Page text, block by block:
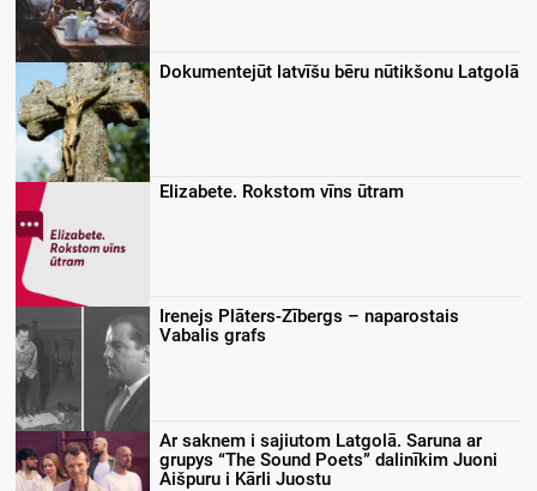
Dokumentejūt latvīšu bēru nūtikšonu Latgolā
Elizabete. Rokstom vīns ūtram
Irenejs Plāters-Zībergs – naparostais
Vabalis grafs
Ar saknem i sajiutom Latgolā. Saruna ar
grupys “The Sound Poets” dalinīkim Juoni
Aišpuru i Kārli Juostu